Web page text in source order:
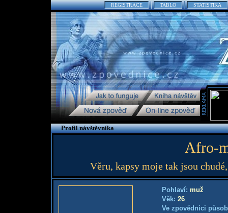
REGISTRACE TABLO STATISTIKA
Profil návštěvníka
Afro-
Věru, kapsy moje tak jsou
Pohlaví: muž
Věk: 26
Ve zpovědnici